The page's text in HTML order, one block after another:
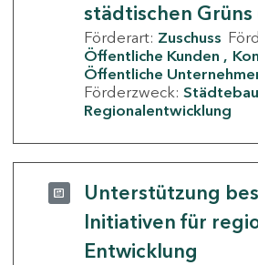
städtischen Grüns
Förderart: Zuschuss
Öffentliche Kunden
Öffentliche
Förderzweck:
Regionalentwicklung
Unterstützung
Initiativen für
Entwicklung